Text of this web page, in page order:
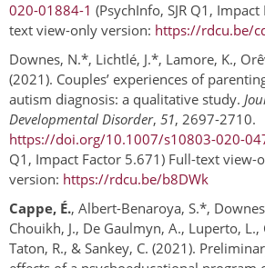
020-01884-1 (PsychInfo, SJR Q1,
text view-only version: https://rdcu.be/
Downes, N.*, Lichtlé, J.*, Lamore, K.,
(2021). Couples’ experiences of
autism diagnosis: a qualitative study.
Developmental Disorder, 51, 2697-2710.
https://doi.org/10.1007/s10803-020-
Q1, Impact Factor 5.671) Full-text view-
version: https://rdcu.be/b8DWk
Cappe, É., Albert-Benaroya, S.*,
Chouikh, J., De Gaulmyn, A., Luperto, L.,
Taton, R., & Sankey, C. (2021).